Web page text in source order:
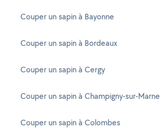
Couper un sapin à Bayonne
Couper un sapin à Bordeaux
Couper un sapin à Cergy
Couper un sapin à Champigny-sur-Marne
Couper un sapin à Colombes